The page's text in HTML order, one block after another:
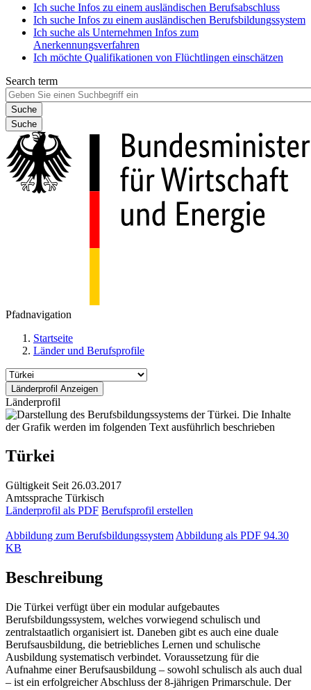
Ich suche Infos zu einem ausländischen Berufsabschluss
Ich suche Infos zu einem ausländischen Berufsbildungssystem
Ich suche als Unternehmen Infos zum
Anerkennungsverfahren
Ich möchte Qualifikationen von Flüchtlingen einschätzen
Search term
Suche
Pfadnavigation
Startseite
Länder und Berufsprofile
Länderprofil
Türkei
Gültigkeit Seit 26.03.2017
Amtssprache Türkisch
Länderprofil als PDF Berufsprofil erstellen
Abbildung zum Berufsbildungssystem Abbildung als PDF 94.30
KB
Beschreibung
Die Türkei verfügt über ein modular aufgebautes
Berufsbildungssystem, welches vorwiegend schulisch und
zentralstaatlich organisiert ist. Daneben gibt es auch eine duale
Berufsausbildung, die betriebliches Lernen und schulische
Ausbildung systematisch verbindet. Voraussetzung für die
Aufnahme einer Berufsausbildung – sowohl schulisch als auch dual
– ist ein erfolgreicher Abschluss der 8-jährigen Primarschule. Der